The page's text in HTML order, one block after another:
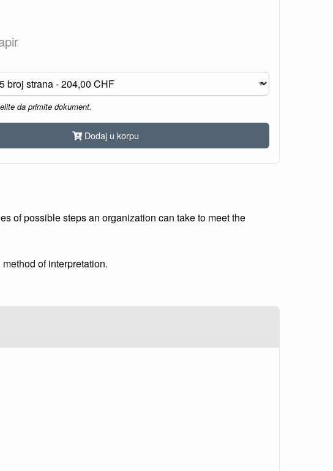
da primite dokument.
Dodaj u korpu
of possible steps an organization can take to meet the
of interpretation.